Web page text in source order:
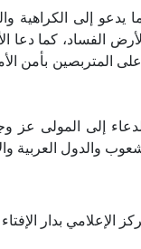
إلى الكراهية
الفساد، كما دعا
بأمن
إلى المولى
والدول العربية
الإعلامي بدار الإفتاء